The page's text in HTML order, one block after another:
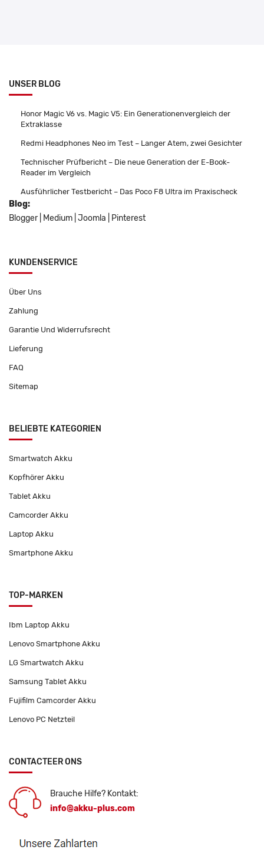
UNSER BLOG
Honor Magic V6 vs. Magic V5: Ein Generationenvergleich der
Extraklasse
Redmi Headphones Neo im Test – Langer Atem, zwei Gesichter
Technischer Prüfbericht – Die neue Generation der E-Book-
Reader im Vergleich
Ausführlicher Testbericht – Das Poco F8 Ultra im Praxischeck
Blog:
Blogger
Medium Joomla Pinterest
KUNDENSERVICE
Über Uns
Zahlung
Garantie Und Widerrufsrecht
Lieferung
FAQ
Sitemap
BELIEBTE KATEGORIEN
Smartwatch Akku
Kopfhörer Akku
Tablet Akku
Camcorder Akku
Laptop Akku
Smartphone Akku
TOP-MARKEN
Ibm Laptop Akku
Lenovo Smartphone Akku
LG Smartwatch Akku
Samsung Tablet Akku
Fujifilm Camcorder Akku
Lenovo PC Netzteil
CONTACTEER ONS
Brauche Hilfe? Kontakt:
info@akku-plus.com